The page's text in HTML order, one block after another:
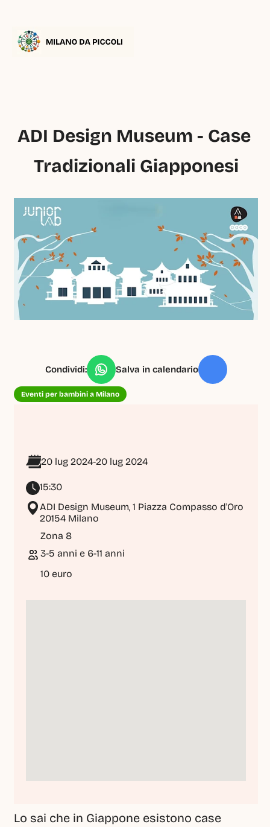
ADI Design Museum - Case
Tradizionali Giapponesi
Lo sai che in Giappone esistono case
Condividi: Salva in calendario
Eventi per bambini a Milano
20 lug 2024-20 lug 2024
15:30
ADI Design Museum, 1 Piazza Compasso d'Oro
20154 Milano
Zona 8
3-5 anni e 6-11 anni
10 euro